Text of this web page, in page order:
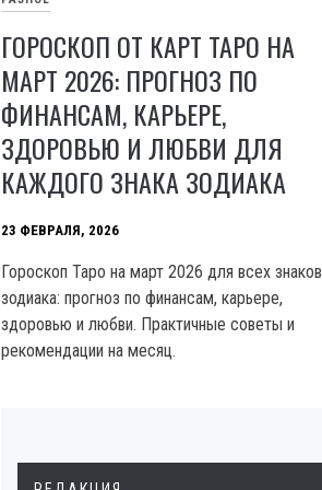
ГОРОСКОП ОТ КАРТ ТАРО НА
МАРТ 2026: ПРОГНОЗ ПО
ФИНАНСАМ, КАРЬЕРЕ,
ЗДОРОВЬЮ И ЛЮБВИ ДЛЯ
КАЖДОГО ЗНАКА ЗОДИАКА
23 ФЕВРАЛЯ, 2026
Гороскоп Таро на март 2026 для всех знаков
зодиака: прогноз по финансам, карьере,
здоровью и любви. Практичные советы и
рекомендации на месяц.